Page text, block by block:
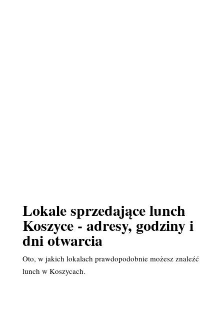
Lokale sprzedające lunch
Koszyce - adresy, godziny i
dni otwarcia
Oto, w jakich lokalach prawdopodobnie możesz znaleźć
lunch w Koszycach.